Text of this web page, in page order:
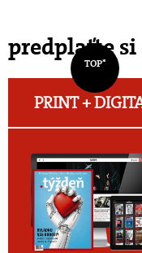
predplaťte
TOP*
PRINT +